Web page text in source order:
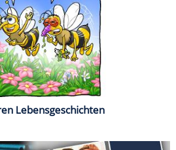
Lebensgeschichten